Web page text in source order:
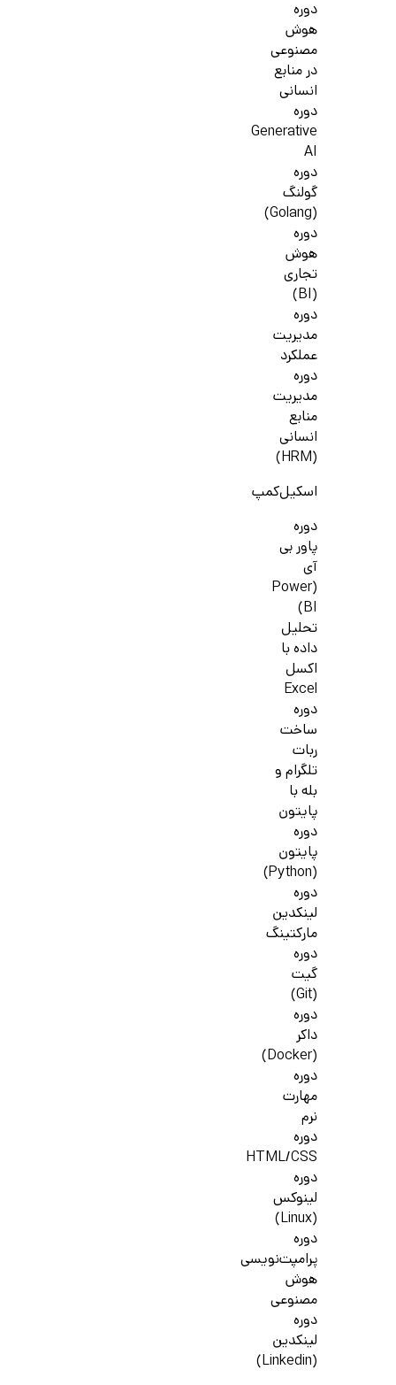
دوره
هوش
مصنوعی
در منابع
انسانی
دوره
Generative
AI
دوره
گولنگ
(Golang)
دوره
هوش
تجاری
(BI)
دوره
مدیریت
عملکرد
دوره
مدیریت
منابع
انسانی
(HRM)
اسکیل‌کمپ
دوره
پاور بی
آی
(Power
BI)
تحلیل
داده با
اکسل
Excel
دوره
ساخت
ربات
تلگرام و
بله با
پایتون
دوره
پایتون
(Python)
دوره
لینکدین
مارکتینگ
دوره
گیت
(Git)
دوره
داکر
(Docker)
دوره
مهارت
نرم
دوره
HTML/CSS
دوره
لینوکس
(Linux)
دوره
پرامپت‌نویسی
هوش
مصنوعی
دوره
لینکدین
(Linkedin)